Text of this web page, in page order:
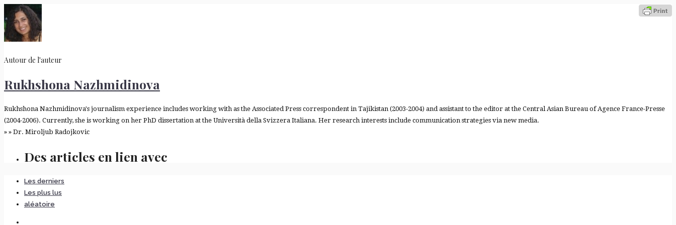
Autour de l'auteur
Rukhshona Nazhmidinova
Rukhshona Nazhmidinova's journalism experience includes working with as the Associated Press correspondent in Tajikistan (2003-2004) and assistant to the editor at the Central Asian Bureau of Agence France-Presse
(2004-2006). Currently, she is working on her PhD dissertation at the Università della Svizzera Italiana. Her research interests include communication strategies via new media.
» » Dr. Miroljub Radojkovic
Des articles en lien avec
Les derniers
Les plus lus
aléatoire